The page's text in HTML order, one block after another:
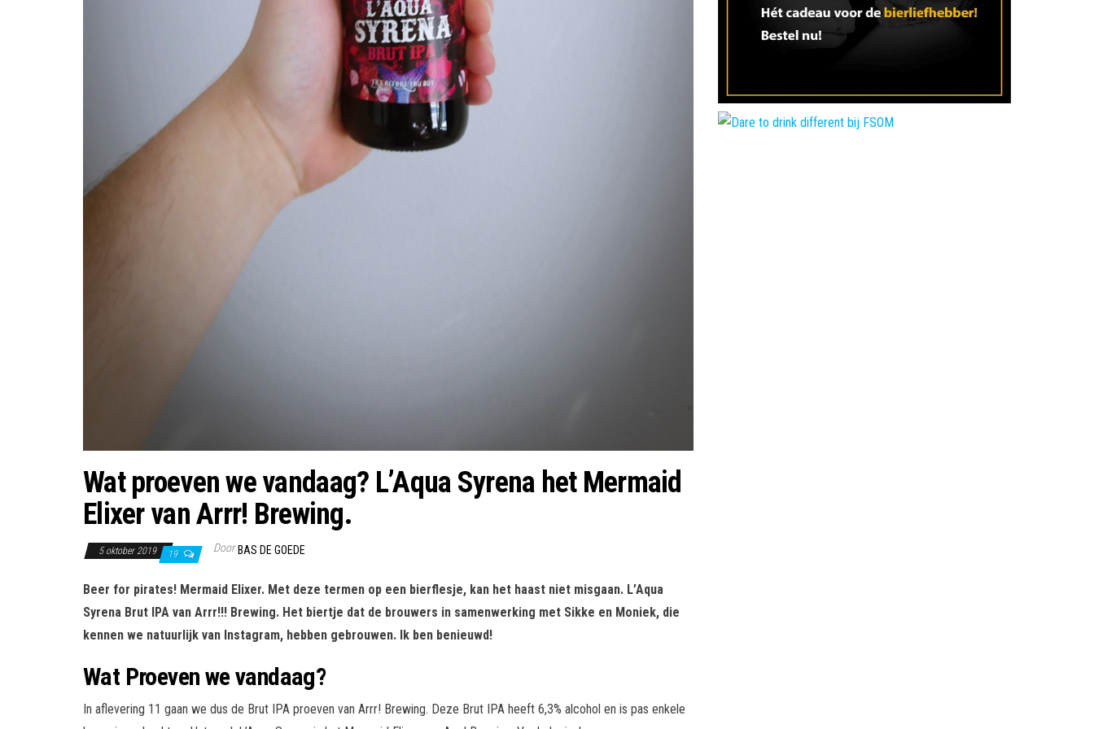
Wat proeven we vandaag? L’Aqua Syrena het Mermaid
Elixer van Arrr! Brewing.
5 oktober 2019 19 Door BAS DE GOEDE
Beer for pirates! Mermaid Elixer. Met deze termen op een bierflesje, kan het haast niet misgaan. L’Aqua
Syrena Brut IPA van Arrr!!! Brewing. Het biertje dat de brouwers in samenwerking met Sikke en Moniek, die
kennen we natuurlijk van Instagram, hebben gebrouwen. Ik ben benieuwd!
Wat Proeven we vandaag?
In aflevering 11 gaan we dus de Brut IPA proeven van Arrr! Brewing. Deze Brut IPA heeft 6,3% alcohol en is pas enkele